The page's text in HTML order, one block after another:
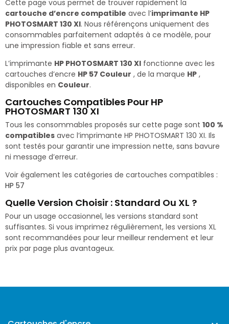
Cette page vous permet de trouver rapidement la
cartouche d’encre compatible avec l’imprimante HP
PHOTOSMART 130 XI. Nous référençons uniquement des
consommables parfaitement adaptés à ce modèle, pour
une impression fiable et sans erreur.
L’imprimante HP PHOTOSMART 130 XI fonctionne avec les
cartouches d’encre HP 57 Couleur , de la marque HP ,
disponibles en Couleur.
Cartouches Compatibles Pour HP
PHOTOSMART 130 XI
Tous les consommables proposés sur cette page sont 100 %
compatibles avec l’imprimante HP PHOTOSMART 130 XI. Ils
sont testés pour garantir une impression nette, sans bavure
ni message d’erreur.
Voir également les catégories de cartouches compatibles :
HP 57
Quelle Version Choisir : Standard Ou XL ?
Pour un usage occasionnel, les versions standard sont
suffisantes. Si vous imprimez régulièrement, les versions XL
sont recommandées pour leur meilleur rendement et leur
prix par page plus avantageux.